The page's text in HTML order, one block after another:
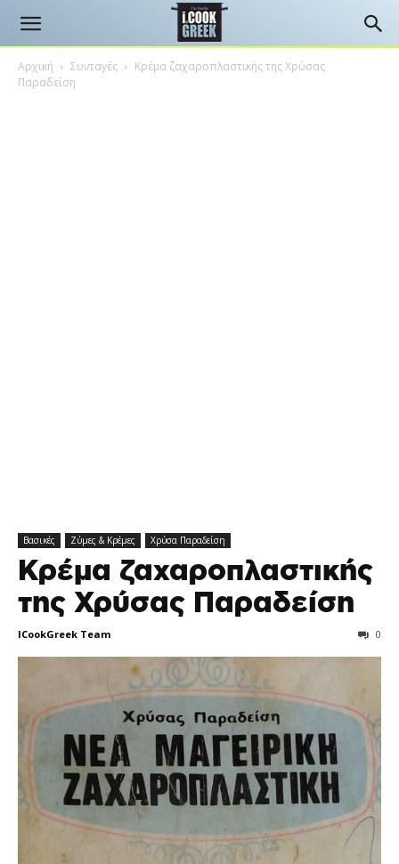
Αρχική Συνταγές
Κρέμα ζαχαροπλαστικής της Χρύσας
Παραδείση
Βασικές Ζύμες & Κρέμες Χρύσα Παραδείση
Κρέμα ζαχαροπλαστικής
της Χρύσας Παραδείση
ICookGreek Team 0